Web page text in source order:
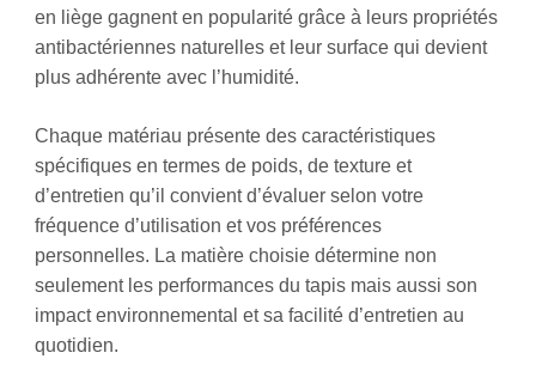
en liège gagnent en popularité grâce à leurs propriétés
antibactériennes naturelles et leur surface qui devient
plus adhérente avec l’humidité.
Chaque matériau présente des caractéristiques
spécifiques en termes de poids, de texture et
d’entretien qu’il convient d’évaluer selon votre
fréquence d’utilisation et vos préférences
personnelles. La matière choisie détermine non
seulement les performances du tapis mais aussi son
impact environnemental et sa facilité d’entretien au
quotidien.